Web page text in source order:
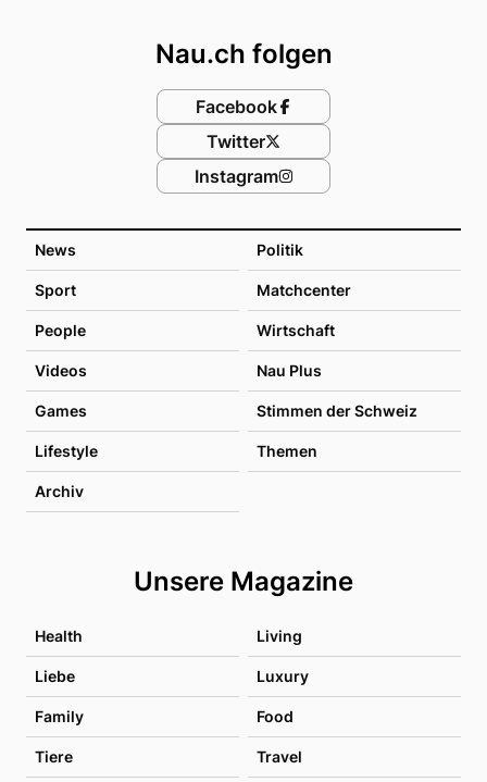
News Politik
Sport Matchcenter
People Wirtschaft
Videos Nau Plus
Games Stimmen der Schweiz
Lifestyle Themen
Archiv
Unsere Magazine
Health Living
Liebe Luxury
Family Food
Tiere Travel
Nau.ch folgen
Facebook
Twitter
Instagram